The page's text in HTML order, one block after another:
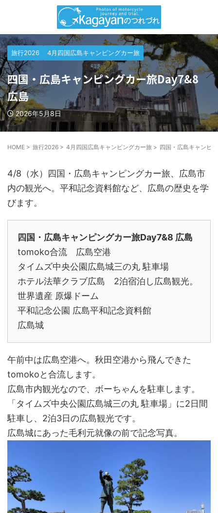
旅行2026 4月四国広島キャンピングカー旅
四国・広島キャンピングカー旅Day7&8
広島
2026年5月8日
HOME > 旅行2026 > 4月四国広島キャンピングカー旅 > 四国・広島キャンピ
4/8（水）四国・広島キャンピングカー旅、広島市
内の観光へ。平和記念資料館など、広島の歴史を学
びます。
四国・広島キャンピングカー旅Day7&8 広島
tomoko合流 広島空港
タイムズ中央公園広島城三の丸 駐車場
ホテル法華クラブ広島 2泊宿泊し広島観光。
世界遺産 原爆ドーム
平和記念公園 広島平和記念資料館
広島城
午前中は広島空港へ。秋田空港から飛んできた
tomokoと合流します。
広島市内観光なので、ボーちゃんを駐車します。
「タイムズ中央公園広島城三の丸 駐車場」に2日間
駐車し、2泊3日の広島観光です。
広島城にあった毛利元就像の前で記念写真。